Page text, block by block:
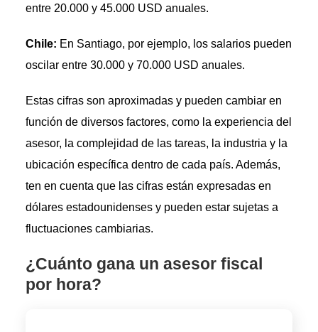
entre 20.000 y 45.000 USD anuales.
Chile: En Santiago, por ejemplo, los salarios pueden
oscilar entre 30.000 y 70.000 USD anuales.
Estas cifras son aproximadas y pueden cambiar en
función de diversos factores, como la experiencia del
asesor, la complejidad de las tareas, la industria y la
ubicación específica dentro de cada país. Además,
ten en cuenta que las cifras están expresadas en
dólares estadounidenses y pueden estar sujetas a
fluctuaciones cambiarias.
¿Cuánto gana un asesor fiscal
por hora?